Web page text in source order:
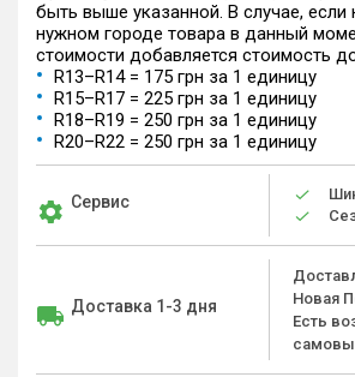
быть выше указанной. В случае, если
нужном городе товара в данный
стоимости добавляется стоимость
R13–R14 = 175 грн за 1 единицу
R15–R17 = 225 грн за 1 единицу
R18–R19 = 250 грн за 1 единицу
R20–R22 = 250 грн за 1 единицу
Сервис
Доставка 1-3 дня
Новая
Есть